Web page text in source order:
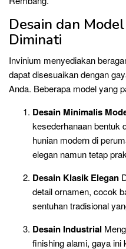
Desain dan
Diminati
Invinium menyediakan
dapat disesuaikan dengan
Anda. Beberapa model yang
Desain Minimalis
kesederhanaan bentuk
hunian modern di
elegan namun tetap
Desain Klasik Elegan
detail ornamen, cocok
sentuhan tradisional
Desain Industrial
finishing alami, gaya ini